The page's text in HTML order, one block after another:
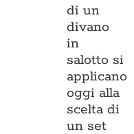
di un
divano
in
salotto si
applicano
oggi alla
scelta di
un set